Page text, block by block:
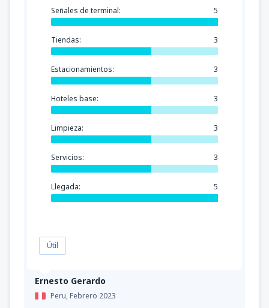
Ernesto Gerardo
Peru,Febrero 2023
Señales de terminal: 5
Tiendas: 3
Estacionamientos: 3
Hoteles base: 3
Limpieza: 3
Servicios: 3
Llegada: 5
Útil